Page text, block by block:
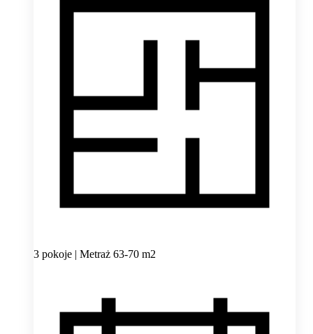
3 pokoje | Metraż 63-70 m2